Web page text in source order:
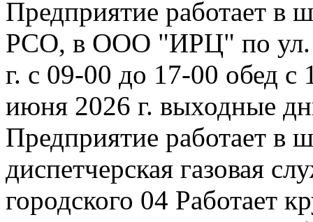
Предприятие работает в
РСО, в ООО "ИРЦ" по ул.
г. с 09-00 до 17-00 обед
июня 2026 г. выходные
Предприятие работает в
диспетчерская газовая
городского 04 Работает